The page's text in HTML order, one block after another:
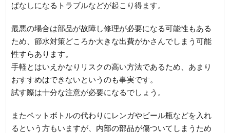
ぱなしになるトラブルなどが起こり得ます。
最悪の場合は部品が故障し修理が必要になる可能性もある
ため、節水対策どころか大きな出費がかさんでしまう可能
性すらあります。
手軽とはいえかなりリスクの高い方法であるため、あまり
おすすめはできないというのも事実です。
試す際は十分な注意が必要になるでしょう。
またペットボトルの代わりにレンガやビール瓶などを入れ
るという方もいますが、内部の部品が傷ついてしまうため